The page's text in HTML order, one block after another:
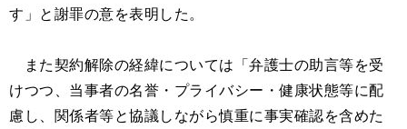
す」と謝罪の意を表明した。
また契約解除の経緯については「弁護士の助言等を受
けつつ、当事者の名誉・プライバシー・健康状態等に配
慮し、関係者等と協議しながら慎重に事実確認を含めた